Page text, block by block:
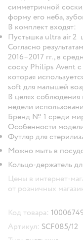
симметричной
форму его неба,
В комплект входят:
Пустышка ultra air 2
Согласно
2016–2017 гг., в
соску Philips Avent
которая
soft для малышей
В целях соблюдения
недели
Бренд № 1 среди
Особенности
Футляр для
Можно мыть в
Кольцо-держатель
Цены в интернет-
от розничных
Код товара:
Артикул: SCF085/12